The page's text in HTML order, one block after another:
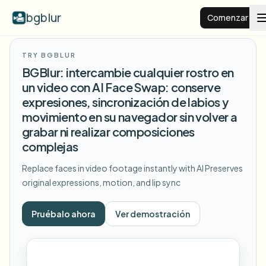
bgblur Comenzar
Precios
Ejemplos
Ver todos los ejemplos
Explorar la biblioteca completa de ejemplos
Funciones
View all features
Browse every blur tool in one place
Empresas
Recursos
TRY BGBLUR
BGBlur: intercambie cualquier rostro en
un video con AI Face Swap: conserve
expresiones, sincronización de labios y
movimiento en su navegador sin volver a
grabar ni realizar composiciones
complejas
Replace faces in video footage instantly with AIPreserves
original expressions, motion, and lip sync
Pruébalo ahora Ver demostración